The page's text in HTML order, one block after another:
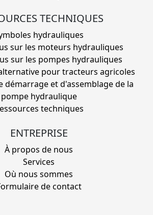
TECHNIQUES
hydrauliques
sur les moteurs hydrauliques
sur les pompes hydrauliques
pour tracteurs agricoles
démarrage et d'assemblage de la
pompe hydraulique
techniques
ENTREPRISE
À propos de nous
Services
Où nous sommes
de contact